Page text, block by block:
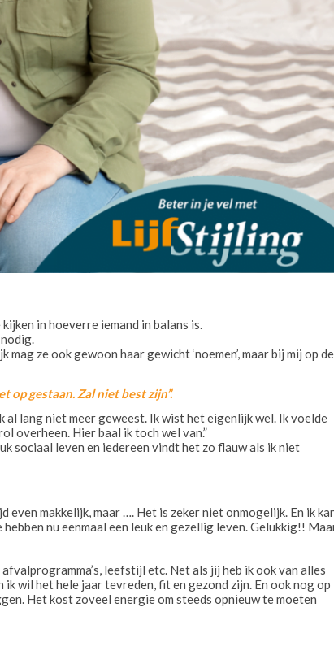
in hoeverre iemand in balans is.
ze ook gewoon haar gewicht ‘noemen’, maar bij mij op de
op gestaan. Zal niet best zijn”.
al lang niet meer geweest. Ik wist het eigenlijk wel. Ik voelde
overheen. Hier baal ik toch wel van.”
sociaal leven en iedereen vindt het zo flauw als ik niet
makkelijk, maar …. Het is zeker niet onmogelijk. En ik
nu eenmaal een leuk en gezellig leven. Gelukkig!!
leefstijl etc. Net als jij heb ik ook van alles
wil het hele jaar tevreden, fit en gezond zijn. En ook nog op
Het kost zoveel energie om steeds opnieuw te moeten